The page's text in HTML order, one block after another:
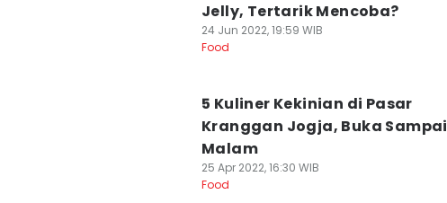
Jelly, Tertarik Mencoba?
24 Jun 2022, 19:59 WIB
Food
5 Kuliner Kekinian di Pasar
Kranggan Jogja, Buka Sampai
Malam
25 Apr 2022, 16:30 WIB
Food